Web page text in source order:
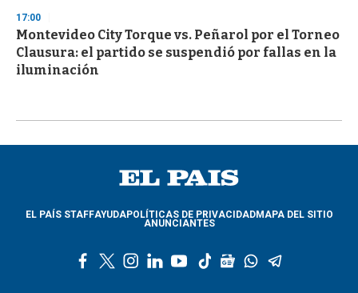
17:00
Montevideo City Torque vs. Peñarol por el Torneo
Clausura: el partido se suspendió por fallas en la
iluminación
EL PAÍS STAFFAYUDAPOLÍTICAS DE PRIVACIDADMAPA DEL SITIO
ANUNCIANTES
w
l
y
t
g
w